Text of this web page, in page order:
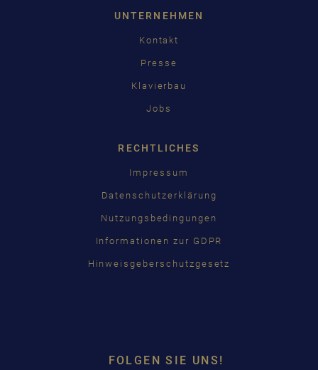
UNTERNEHMEN
Kontakt
Presse
Klavierbau
Jobs
RECHTLICHES
Impressum
Datenschutzerklärung
Nutzungsbedingungen
Informationen zur GDPR
Hinweisgeberschutzgesetz
FOLGEN SIE UNS!